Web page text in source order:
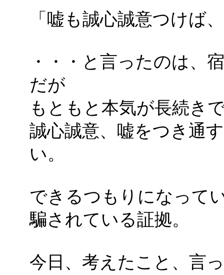
「嘘も誠心誠意つけば
・・・と言ったのは、
だが
もともと本気が長続き
誠心誠意、嘘をつき通
い。
できるつもりになって
騙されている証拠。
今日、考えたこと、言